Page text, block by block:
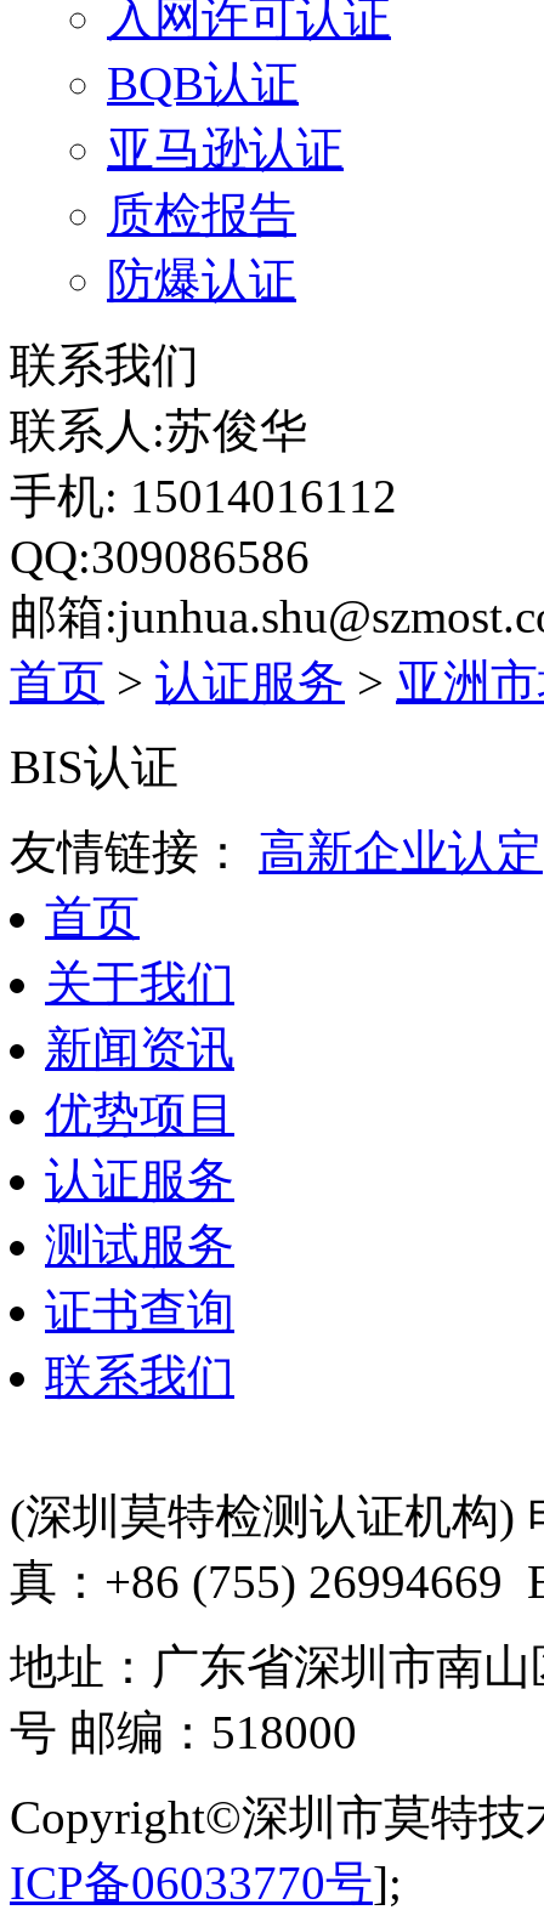
入网许可认证
BQB认证
亚马逊认证
质检报告
防爆认证
联系我们
联系人:苏俊华
手机: 15014016112
QQ:309086586
邮箱
首页 > 认证服务 > 亚洲
BIS认证
友情链接： 高新企业认定
首页
关于我们
新闻资讯
优势项目
认证服务
测试服务
证书查询
联系我们
(深圳莫特检测认证机构)
真：+86 (755) 26994669
地址：广东省深圳市南
号 邮编：518000
Copyright©深圳市莫特
ICP备06033770号];